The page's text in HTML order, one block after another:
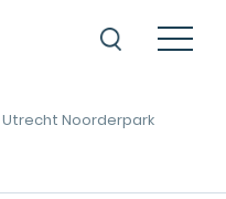
Utrecht Noorderpark